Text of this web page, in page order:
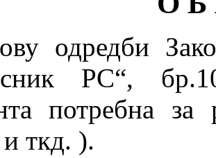
одредби
РС“,
потребна за
и ткд. ).